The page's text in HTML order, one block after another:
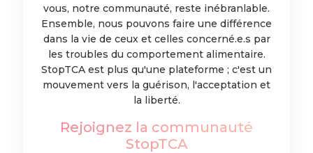
vous, notre communauté, reste inébranlable.
Ensemble, nous pouvons faire une différence
dans la vie de ceux et celles concerné.e.s par
les troubles du comportement alimentaire.
StopTCA est plus qu'une plateforme ; c'est un
mouvement vers la guérison, l'acceptation et
la liberté.
Rejoignez la communauté
StopTCA